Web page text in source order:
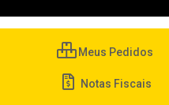
Meus Pedidos
Notas Fiscais